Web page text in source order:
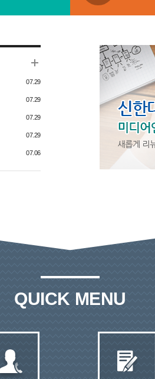
07.29
07.29
07.29
07.29
07.06
QUICK MENU